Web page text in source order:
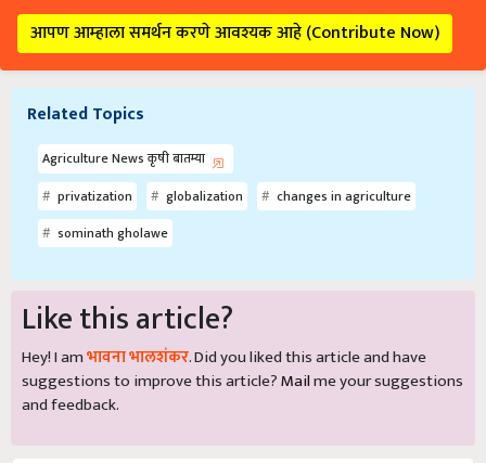
आपण आम्हाला समर्थन करणे आवश्यक आहे (Contribute Now)
Related Topics
Agriculture News कृषी बातम्या
privatization
globalization
changes in agriculture
sominath gholawe
Like this article?
Hey! I amभावना भालशंकर. Did you liked this article and have
suggestions to improve this article?Mailme your suggestions
and feedback.